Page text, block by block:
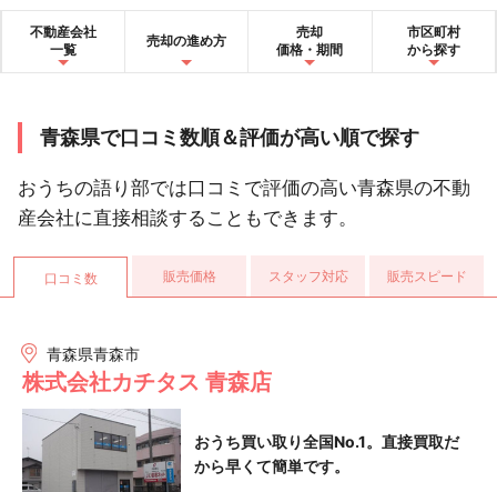
不動産会社
一覧
売却の進め方
売却
価格・期間
市区町村
から探す
青森県で口コミ数順＆評価が高い順で探す
おうちの語り部では口コミで評価の高い青森県の不動
産会社に直接相談することもできます。
口コミ数 販売価格 スタッフ対応 販売スピード
青森県青森市
株式会社カチタス 青森店
おうち買い取り全国No.1。直接買取だ
から早くて簡単です。